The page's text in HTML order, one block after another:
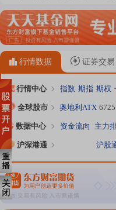
行情数据 证券交易
行情中心 指数 期指 期权
全球股市 奥地利ATX
数据中心 资金流向 主力
沪深港通 沪股